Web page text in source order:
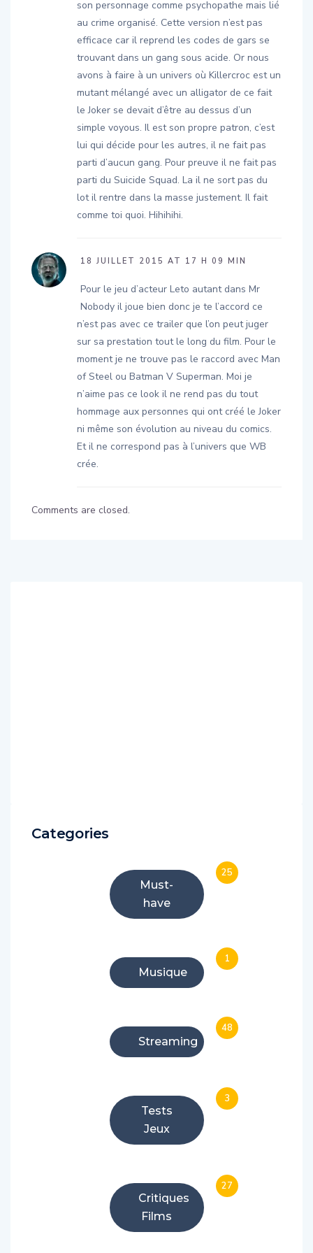
son personnage comme psychopathe mais lié
au crime organisé. Cette version n’est pas
efficace car il reprend les codes de gars se
trouvant dans un gang sous acide. Or nous
avons à faire à un univers où Killercroc est un
mutant mélangé avec un alligator de ce fait
le Joker se devait d’être au dessus d’un
simple voyous. Il est son propre patron, c’est
lui qui décide pour les autres, il ne fait pas
parti d’aucun gang. Pour preuve il ne fait pas
parti du Suicide Squad. La il ne sort pas du
lot il rentre dans la masse justement. Il fait
comme toi quoi. Hihihihi.
18 JUILLET 2015 AT 17 H 09 MIN
Pour le jeu d’acteur Leto autant dans Mr
Nobody il joue bien donc je te l’accord ce
n’est pas avec ce trailer que l’on peut juger
sur sa prestation tout le long du film. Pour le
moment je ne trouve pas le raccord avec Man
of Steel ou Batman V Superman. Moi je
n’aime pas ce look il ne rend pas du tout
hommage aux personnes qui ont créé le Joker
ni même son évolution au niveau du comics.
Et il ne correspond pas à l’univers que WB
crée.
Comments are closed.
Categories
Must-
have
25
Musique
1
Streaming
48
Tests
Jeux
3
Critiques
Films
27